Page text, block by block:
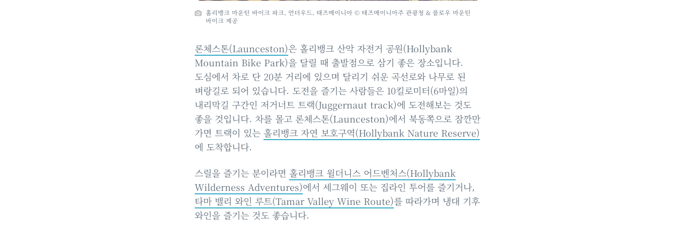
홀리뱅크 마운틴 바이크 파크, 언더우드, 태즈메이니아 © 태즈메이니아주 관광청 & 플로우 마운틴
바이크 제공
론체스톤(Launceston)은 홀리뱅크 산악 자전거 공원(Hollybank
Mountain Bike Park)을 달릴 때 출발점으로 삼기 좋은 장소입니다.
도심에서 차로 단 20분 거리에 있으며 달리기 쉬운 곡선로와 나무로 된
벼랑길로 되어 있습니다. 도전을 즐기는 사람들은 10킬로미터(6마일)의
내리막길 구간인 저거너트 트랙(Juggernaut track)에 도전해보는 것도
좋을 것입니다. 차를 몰고 론체스톤(Launceston)에서 북동쪽으로 잠깐만
가면 트랙이 있는 홀리뱅크 자연 보호구역(Hollybank Nature Reserve)
에 도착합니다.
스릴을 즐기는 분이라면 홀리뱅크 윌더니스 어드벤처스(Hollybank
Wilderness Adventures)에서 세그웨이 또는 집라인 투어를 즐기거나,
타마 밸리 와인 루트(Tamar Valley Wine Route)를 따라가며 냉대 기후
와인을 즐기는 것도 좋습니다.